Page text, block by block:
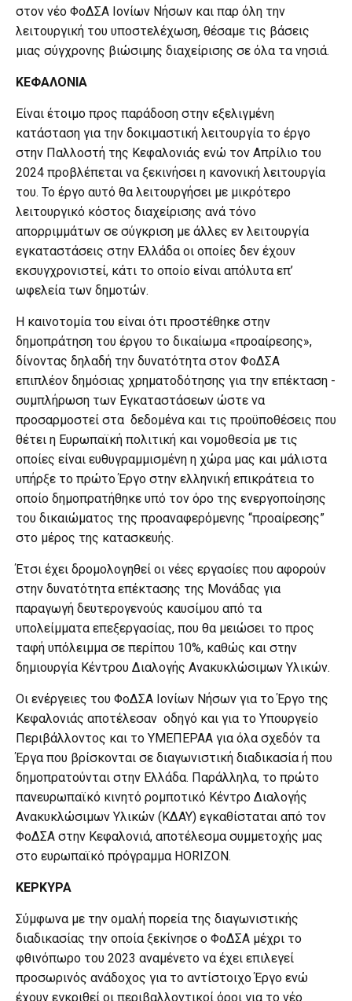
στον νέο ΦοΔΣΑ Ιονίων Νήσων και παρ όλη την
λειτουργική του υποστελέχωση, θέσαμε τις βάσεις
μιας σύγχρονης βιώσιμης διαχείρισης σε όλα τα νησιά.
ΚΕΦΑΛΟΝΙΑ
Είναι έτοιμο προς παράδοση στην εξελιγμένη
κατάσταση για την δοκιμαστική λειτουργία το έργο
στην Παλλοστή της Κεφαλονιάς ενώ τον Απρίλιο του
2024 προβλέπεται να ξεκινήσει η κανονική λειτουργία
του. Το έργο αυτό θα λειτουργήσει με μικρότερο
λειτουργικό κόστος διαχείρισης ανά τόνο
απορριμμάτων σε σύγκριση με άλλες εν λειτουργία
εγκαταστάσεις στην Ελλάδα οι οποίες δεν έχουν
εκσυγχρονιστεί, κάτι το οποίο είναι απόλυτα επ’
ωφελεία των δημοτών.
Η καινοτομία του είναι ότι προστέθηκε στην
δημοπράτηση του έργου το δικαίωμα «προαίρεσης»,
δίνοντας δηλαδή την δυνατότητα στον ΦοΔΣΑ
επιπλέον δημόσιας χρηματοδότησης για την επέκταση -
συμπλήρωση των Εγκαταστάσεων ώστε να
προσαρμοστεί στα δεδομένα και τις προϋποθέσεις που
θέτει η Ευρωπαϊκή πολιτική και νομοθεσία με τις
οποίες είναι ευθυγραμμισμένη η χώρα μας και μάλιστα
υπήρξε το πρώτο Έργο στην ελληνική επικράτεια το
οποίο δημοπρατήθηκε υπό τον όρο της ενεργοποίησης
του δικαιώματος της προαναφερόμενης “προαίρεσης”
στο μέρος της κατασκευής.
Έτσι έχει δρομολογηθεί οι νέες εργασίες που αφορούν
στην δυνατότητα επέκτασης της Μονάδας για
παραγωγή δευτερογενούς καυσίμου από τα
υπολείμματα επεξεργασίας, που θα μειώσει το προς
ταφή υπόλειμμα σε περίπου 10%, καθώς και στην
δημιουργία Κέντρου Διαλογής Ανακυκλώσιμων Υλικών.
Οι ενέργειες του ΦοΔΣΑ Ιονίων Νήσων για το Έργο της
Κεφαλονιάς αποτέλεσαν οδηγό και για το Υπουργείο
Περιβάλλοντος και το ΥΜΕΠΕΡΑΑ για όλα σχεδόν τα
Έργα που βρίσκονται σε διαγωνιστική διαδικασία ή που
δημοπρατούνται στην Ελλάδα. Παράλληλα, το πρώτο
πανευρωπαϊκό κινητό ρομποτικό Κέντρο Διαλογής
Ανακυκλώσιμων Υλικών (ΚΔΑΥ) εγκαθίσταται από τον
ΦοΔΣΑ στην Κεφαλονιά, αποτέλεσμα συμμετοχής μας
στο ευρωπαϊκό πρόγραμμα HORIZON.
ΚΕΡΚΥΡΑ
Σύμφωνα με την ομαλή πορεία της διαγωνιστικής
διαδικασίας την οποία ξεκίνησε ο ΦοΔΣΑ μέχρι το
φθινόπωρο του 2023 αναμένετο να έχει επιλεγεί
προσωρινός ανάδοχος για το αντίστοιχο Έργο ενώ
έχουν εγκριθεί οι περιβαλλοντικοί όροι για το νέο